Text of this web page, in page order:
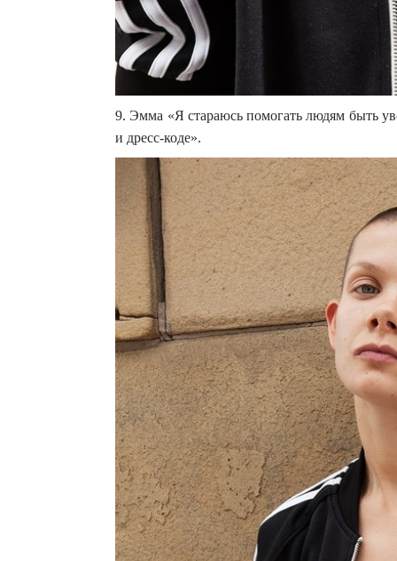
9. Эмма «Я стараюсь помогать людям быть
и дресс-коде».